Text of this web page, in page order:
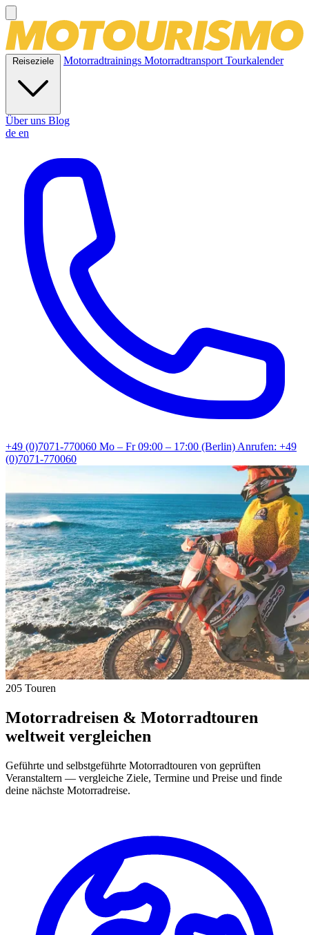
Reiseziele Motorradtrainings MotorradtransportTourkalender
Über uns Blog
de en
+49 (0)7071-770060 Mo – Fr 09:00 – 17:00 (Berlin)Anrufen: +49
(0)7071-770060
205 Touren
Motorradreisen & Motorradtouren
weltweit vergleichen
Geführte und selbstgeführte Motorradtouren von geprüften
Veranstaltern — vergleiche Ziele, Termine und Preise und finde
deine nächste Motorradreise.